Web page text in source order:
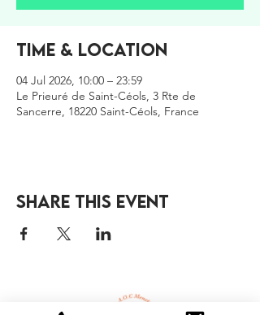
Time & Location
04 Jul 2026, 10:00 – 23:59
Le Prieuré de Saint-Céols, 3 Rte de
Sancerre, 18220 Saint-Céols, France
Share this event